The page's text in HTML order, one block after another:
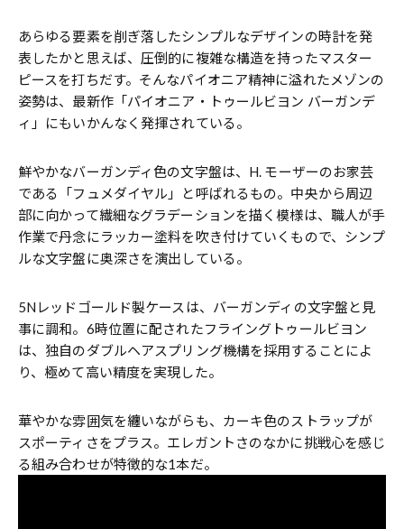
あらゆる要素を削ぎ落したシンプルなデザインの時計を発
表したかと思えば、圧倒的に複雑な構造を持ったマスター
ピースを打ちだす。そんなパイオニア精神に溢れたメゾンの
姿勢は、最新作「パイオニア・トゥールビヨン バーガンデ
ィ」にもいかんなく発揮されている。
鮮やかなバーガンディ色の文字盤は、H. モーザーのお家芸
である「フュメダイヤル」と呼ばれるもの。中央から周辺
部に向かって繊細なグラデーションを描く模様は、職人が手
作業で丹念にラッカー塗料を吹き付けていくもので、シンプ
ルな文字盤に奥深さを演出している。
5Nレッドゴールド製ケースは、バーガンディの文字盤と見
事に調和。6時位置に配されたフライングトゥールビヨン
は、独自のダブルヘアスプリング機構を採用することによ
り、極めて高い精度を実現した。
華やかな雰囲気を纏いながらも、カーキ色のストラップが
スポーティさをプラス。エレガントさのなかに挑戦心を感じ
る組み合わせが特徴的な1本だ。